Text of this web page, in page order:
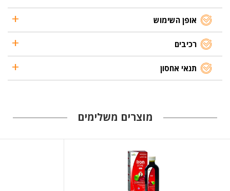
אופן השימוש
רכיבים
תנאי אחסון
מוצרים משלימים